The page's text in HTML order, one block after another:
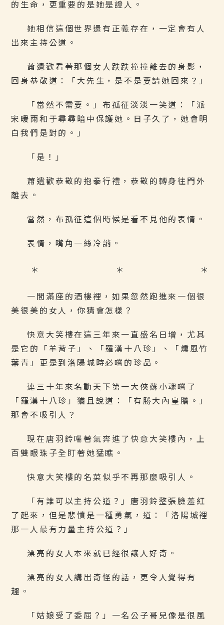
的生命，更重要的是她是證人。
她相信這個世界還有正義存在，一定會有人
出來主持公道。
蕭遺歡看著那個女人跌跌撞撞離去的身影，
回身恭敬道：「大先生，是不是要請她回來？」
「當然不需要。」布孤征淡淡一笑道：「派
宋暖雨和于尋尋暗中保護她。日子久了，她會明
白我們是對的。」
「是！」
蕭遺歡恭敬的抱拳行禮，恭敬的轉身往門外
離去。
當然，布孤征這個時候是看不見他的表情。
表情，嘴角一絲冷誚。
＊ ＊ ＊
一間滿座的酒樓裡，如果忽然跑進來一個很
美很美的女人，你猜會怎樣？
快意大笑樓在這三年來一直盛名日增，尤其
是它的「羊背子」、「羅漢十八珍」、「燻風竹
葉青」更是到洛陽城時必嚐的珍品。
連三十年來名動天下第一大俠蘇小魂嚐了
「羅漢十八珍」猶且說道：「有勝大內皇膳。」
那會不吸引人？
現在唐羽鈴喘著氣奔進了快意大笑樓內，上
百雙眼珠子全盯著她猛瞧。
快意大笑樓的名菜似乎不再那麼吸引人。
「有誰可以主持公道？」唐羽鈴整張臉羞紅
了起來，但是悲憤是一種勇氣，道：「洛陽城裡
那一人最有力量主持公道？」
漂亮的女人本來就已經很讓人好奇。
漂亮的女人講出奇怪的話，更令人覺得有
趣。
「姑娘受了委屈？」一名公子哥兒像是很風